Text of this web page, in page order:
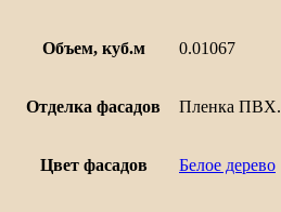
Объем, куб.м 0.01067
Отделка фасадов Пленка ПВХ.
Цвет фасадов Белое дерево